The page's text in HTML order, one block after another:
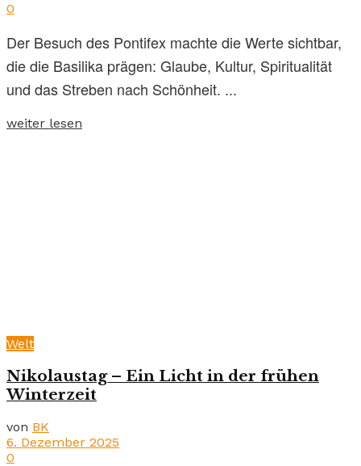
0
Der Besuch des Pontifex machte die Werte sichtbar,
die die Basilika prägen: Glaube, Kultur, Spiritualität
und das Streben nach Schönheit. ...
weiter lesen
Welt
Nikolaustag – Ein Licht in der frühen
Winterzeit
von BK
6. Dezember 2025
0